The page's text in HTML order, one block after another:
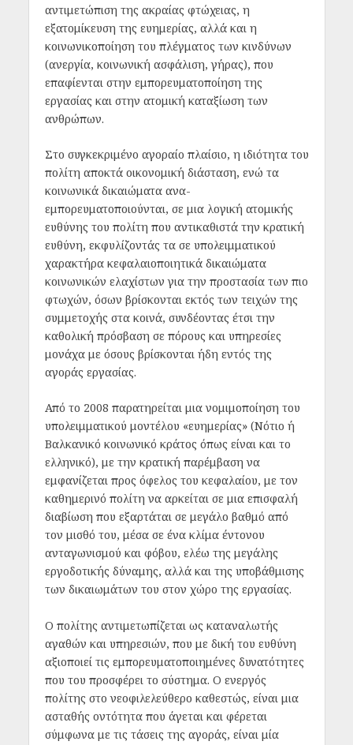
αντιμετώπιση της ακραίας φτώχειας, η
εξατομίκευση της ευημερίας, αλλά και η
κοινωνικοποίηση του πλέγματος των κινδύνων
(ανεργία, κοινωνική ασφάλιση, γήρας), που
επαφίενται στην εμπορευματοποίηση της
εργασίας και στην ατομική καταξίωση των
ανθρώπων.
Στο συγκεκριμένο αγοραίο πλαίσιο, η ιδιότητα του
πολίτη αποκτά οικονομική διάσταση, ενώ τα
κοινωνικά δικαιώματα ανα-
εμπορευματοποιούνται, σε μια λογική ατομικής
ευθύνης του πολίτη που αντικαθιστά την κρατική
ευθύνη, εκφυλίζοντάς τα σε υπολειμματικού
χαρακτήρα κεφαλαιοποιητικά δικαιώματα
κοινωνικών ελαχίστων για την προστασία των πιο
φτωχών, όσων βρίσκονται εκτός των τειχών της
συμμετοχής στα κοινά, συνδέοντας έτσι την
καθολική πρόσβαση σε πόρους και υπηρεσίες
μονάχα με όσους βρίσκονται ήδη εντός της
αγοράς εργασίας.
Από το 2008 παρατηρείται μια νομιμοποίηση του
υπολειμματικού μοντέλου «ευημερίας» (Νότιο ή
Βαλκανικό κοινωνικό κράτος όπως είναι και το
ελληνικό), με την κρατική παρέμβαση να
εμφανίζεται προς όφελος του κεφαλαίου, με τον
καθημερινό πολίτη να αρκείται σε μια επισφαλή
διαβίωση που εξαρτάται σε μεγάλο βαθμό από
τον μισθό του, μέσα σε ένα κλίμα έντονου
ανταγωνισμού και φόβου, ελέω της μεγάλης
εργοδοτικής δύναμης, αλλά και της υποβάθμισης
των δικαιωμάτων του στον χώρο της εργασίας.
Ο πολίτης αντιμετωπίζεται ως καταναλωτής
αγαθών και υπηρεσιών, που με δική του ευθύνη
αξιοποιεί τις εμπορευματοποιημένες δυνατότητες
που του προσφέρει το σύστημα. Ο ενεργός
πολίτης στο νεοφιλελεύθερο καθεστώς, είναι μια
ασταθής οντότητα που άγεται και φέρεται
σύμφωνα με τις τάσεις της αγοράς, είναι μία